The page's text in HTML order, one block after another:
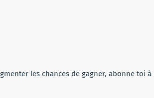
les chances de gagner, abonne toi